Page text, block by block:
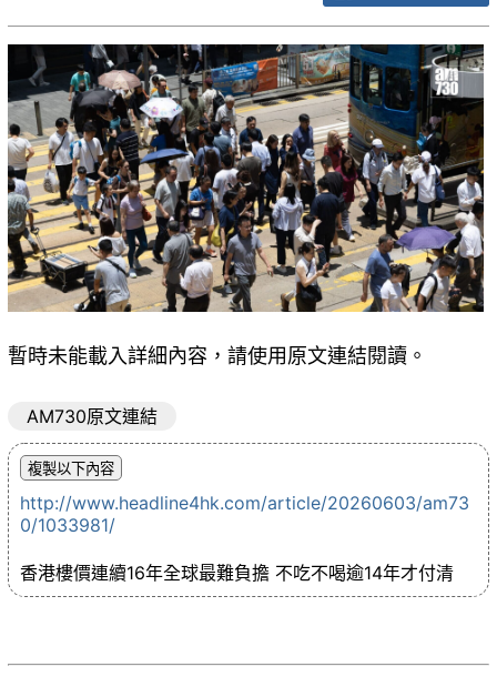
暫時未能載入詳細內容，請使用原文連結閱讀。
AM730原文連結
http://www.headline4hk.com/article/20260603/am73
0/1033981/
香港樓價連續16年全球最難負擔 不吃不喝逾14年才付清